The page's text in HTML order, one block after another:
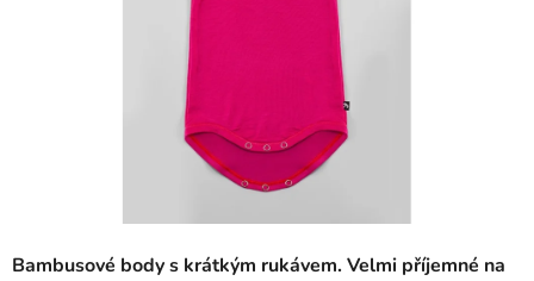
Bambusové body s krátkým rukávem. Velmi příjemné na